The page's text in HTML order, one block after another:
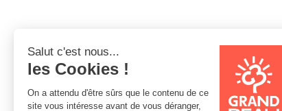
Vos anciennes marques: